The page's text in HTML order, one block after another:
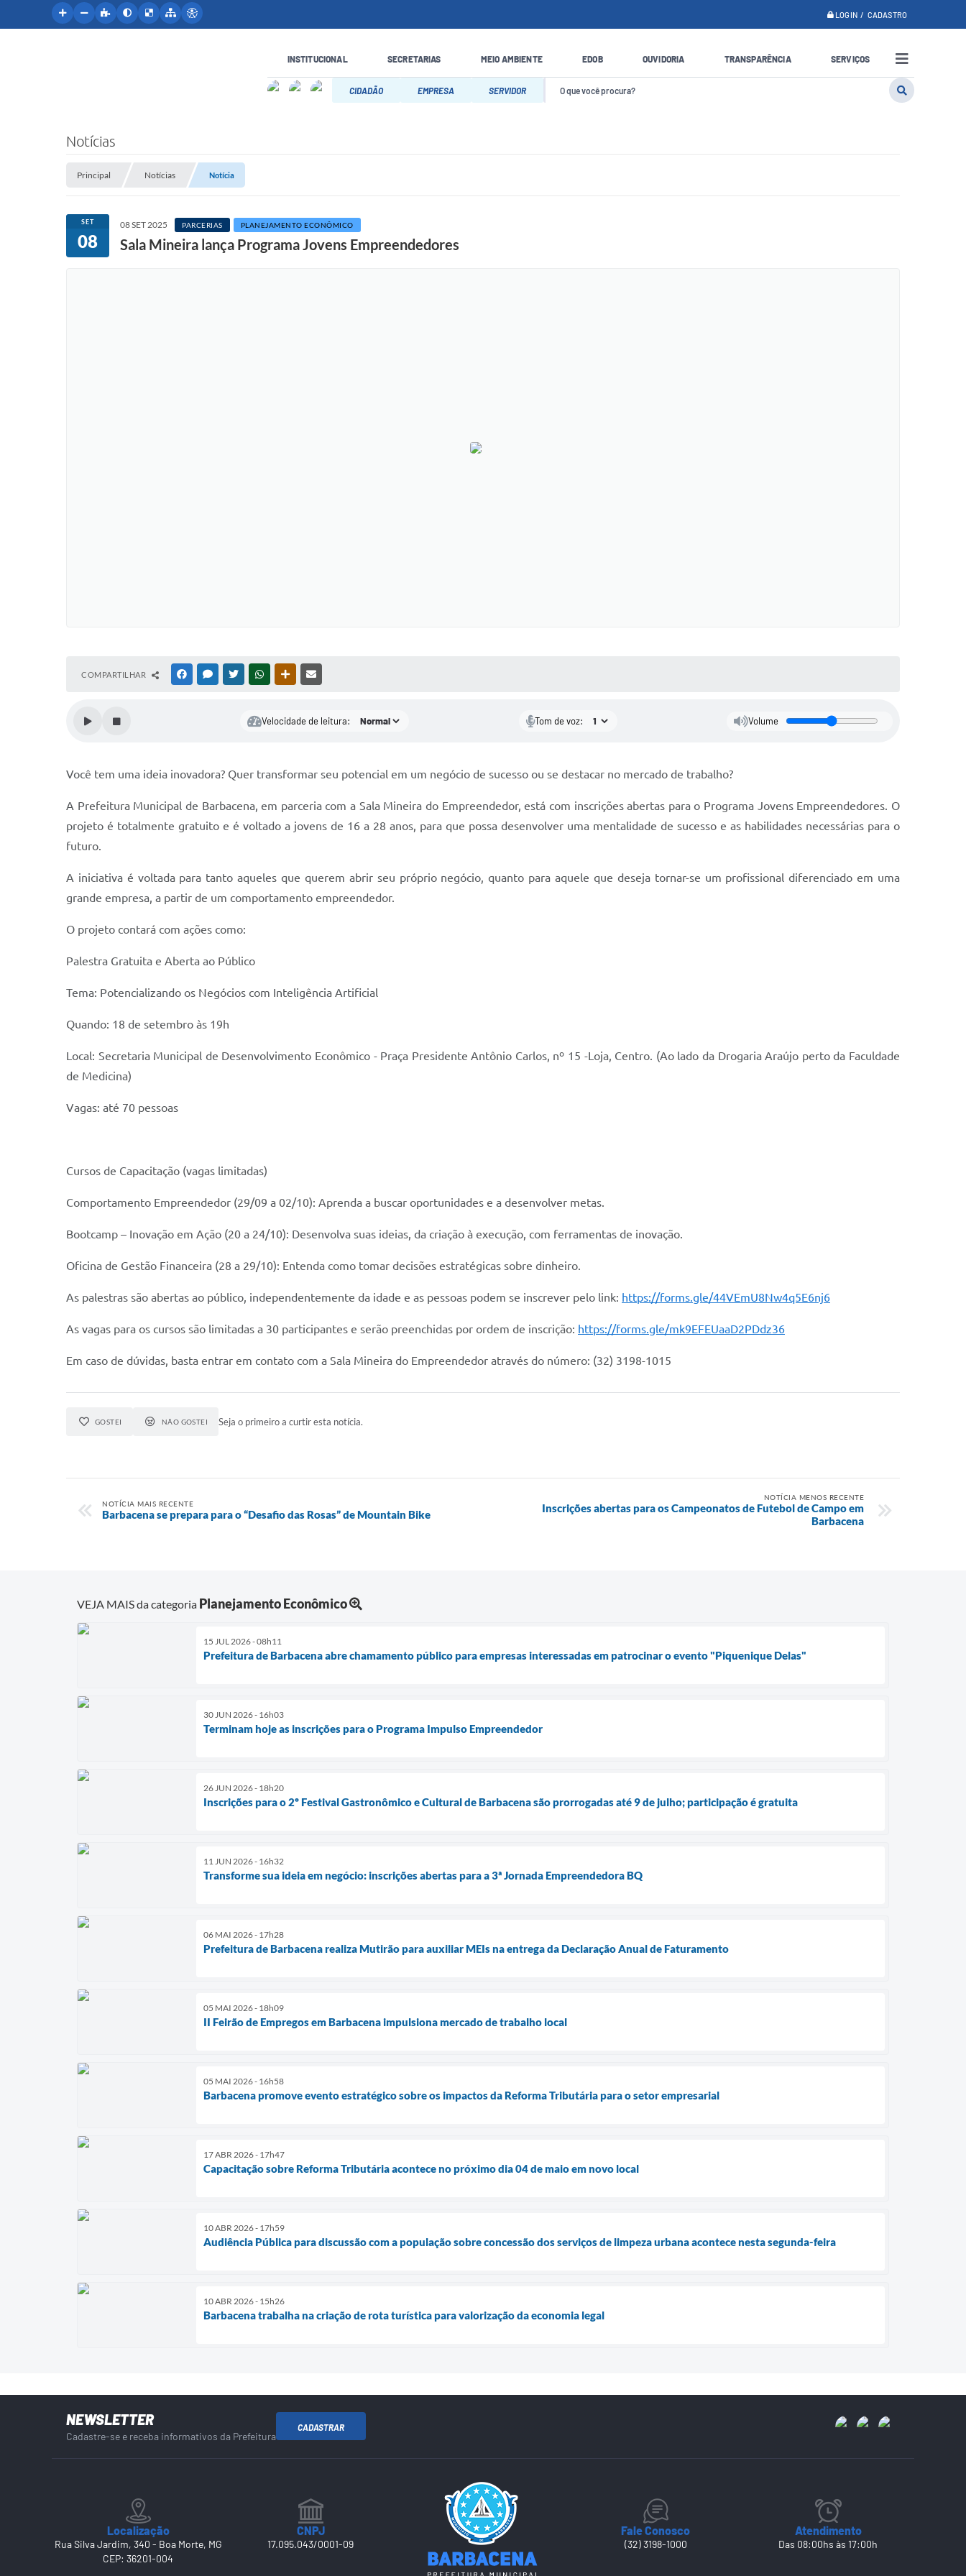
LOGIN / CADASTRO
INSTITUCIONAL SECRETARIAS MEIO AMBIENTE EDOB OUVIDORIA TRANSPARÊNCIA SERVIÇOS
CIDADÃO EMPRESA SERVIDOR
Notícias
Principal Notícias Notícia
SET
08
08 SET 2025 PARCERIAS PLANEJAMENTO ECONÔMICO
Sala Mineira lança Programa Jovens Empreendedores
COMPARTILHAR FACEBOOKMESSENGER
TWITTERWHATSAPPOUTRAS MÍDIAS
Velocidade de leitura: Tom de voz: Volume
Você tem uma ideia inovadora? Quer transformar seu potencial em um negócio de sucesso ou se destacar no mercado de trabalho?
A Prefeitura Municipal de Barbacena, em parceria com a Sala Mineira do Empreendedor, está com inscrições abertas para o Programa Jovens Empreendedores. O
projeto é totalmente gratuito e é voltado a jovens de 16 a 28 anos, para que possa desenvolver uma mentalidade de sucesso e as habilidades necessárias para o
futuro.
A iniciativa é voltada para tanto aqueles que querem abrir seu próprio negócio, quanto para aquele que deseja tornar-se um profissional diferenciado em uma
grande empresa, a partir de um comportamento empreendedor.
O projeto contará com ações como:
Palestra Gratuita e Aberta ao Público
Tema: Potencializando os Negócios com Inteligência Artificial
Quando: 18 de setembro às 19h
Local: Secretaria Municipal de Desenvolvimento Econômico - Praça Presidente Antônio Carlos, nº 15 -Loja, Centro. (Ao lado da Drogaria Araújo perto da Faculdade
de Medicina)
Vagas: até 70 pessoas
Cursos de Capacitação (vagas limitadas)
Comportamento Empreendedor (29/09 a 02/10): Aprenda a buscar oportunidades e a desenvolver metas.
Bootcamp – Inovação em Ação (20 a 24/10): Desenvolva suas ideias, da criação à execução, com ferramentas de inovação.
Oficina de Gestão Financeira (28 a 29/10): Entenda como tomar decisões estratégicas sobre dinheiro.
As palestras são abertas ao público, independentemente da idade e as pessoas podem se inscrever pelo link: https://forms.gle/44VEmU8Nw4q5E6nj6
As vagas para os cursos são limitadas a 30 participantes e serão preenchidas por ordem de inscrição: https://forms.gle/mk9EFEUaaD2PDdz36
Em caso de dúvidas, basta entrar em contato com a Sala Mineira do Empreendedor através do número: (32) 3198-1015
GOSTEI NÃO GOSTEI Seja o primeiro a curtir esta notícia.
NOTÍCIA MAIS RECENTE
Barbacena se prepara para o “Desafio das Rosas” de Mountain Bike
NOTÍCIA MENOS RECENTE
Inscrições abertas para os Campeonatos de Futebol de Campo em
Barbacena
VEJA MAIS da categoria Planejamento Econômico
15 JUL 2026 - 08h11
Prefeitura de Barbacena abre chamamento público para empresas interessadas em patrocinar o evento "Piquenique Delas"
30 JUN 2026 - 16h03
Terminam hoje as inscrições para o Programa Impulso Empreendedor
26 JUN 2026 - 18h20
Inscrições para o 2º Festival Gastronômico e Cultural de Barbacena são prorrogadas até 9 de julho; participação é gratuita
11 JUN 2026 - 16h32
Transforme sua ideia em negócio: inscrições abertas para a 3ª Jornada Empreendedora BQ
06 MAI 2026 - 17h28
Prefeitura de Barbacena realiza Mutirão para auxiliar MEIs na entrega da Declaração Anual de Faturamento
05 MAI 2026 - 18h09
II Feirão de Empregos em Barbacena impulsiona mercado de trabalho local
05 MAI 2026 - 16h58
Barbacena promove evento estratégico sobre os impactos da Reforma Tributária para o setor empresarial
17 ABR 2026 - 17h47
Capacitação sobre Reforma Tributária acontece no próximo dia 04 de maio em novo local
10 ABR 2026 - 17h59
Audiência Pública para discussão com a população sobre concessão dos serviços de limpeza urbana acontece nesta segunda-feira
10 ABR 2026 - 15h26
Barbacena trabalha na criação de rota turística para valorização da economia legal
NEWSLETTER
Cadastre-se e receba informativos da Prefeitura
CADASTRAR
Localização
Rua Silva Jardim, 340 - Boa Morte, MG
CEP: 36201-004
CNPJ
17.095.043/0001-09
Fale Conosco
(32) 3198-1000
Atendimento
Das 08:00hs às 17:00h